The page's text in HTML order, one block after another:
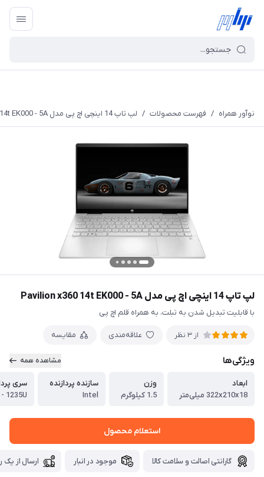
نوآور همراه / فهرست محصولات / لپ تاپ 14 اینچی اچ پی مدل Pavilion x360 14t EK000 - 5A
لپ تاپ 14 اینچی اچ پی مدل Pavilion x360 14t EK000 - 5A
با قابلیت تبدیل شدن به تبلت، به همراه قلم اچ پی
از 3 نظر علاقه‌مندی مقایسه
ویژگی‌ها مشاهده همه
ابعاد
322x210x18 میلی‌متر
وزن
1.5 کیلوگرم
سازنده پردازنده
Intel
سری
1235U
استعلام محصول
گارانتی اصالت و سلامت کالا موجود در انبار ارسال از یک